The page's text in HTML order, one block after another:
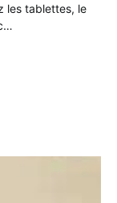
les tablettes, le